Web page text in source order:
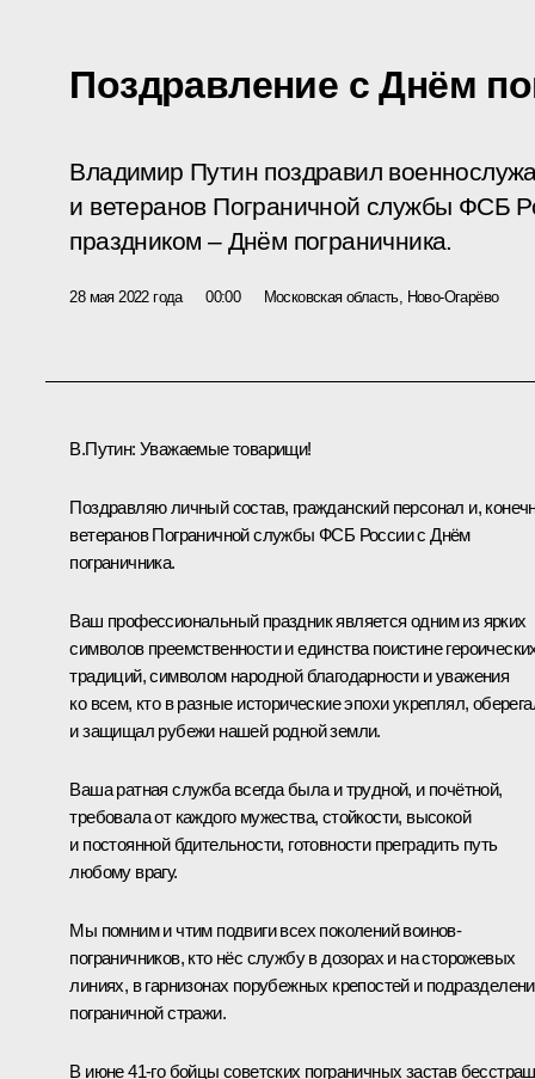
Поздравление с Днём
Владимир Путин поздравил
и ветеранов Пограничной службы ФСБ
праздником – Днём пограничника.
28 мая 2022 года 00:00 Московская область, Ново-Огарёво
В.Путин: Уважаемые товарищи!
Поздравляю личный состав, гражданский персонал и,
ветеранов Пограничной службы ФСБ России с Днём
пограничника.
Ваш профессиональный праздник является одним из ярких
символов преемственности и единства поистине
традиций, символом народной благодарности и уважения
ко всем, кто в разные исторические эпохи укреплял,
и защищал рубежи нашей родной земли.
Ваша ратная служба всегда была и трудной, и почётной,
требовала от каждого мужества, стойкости, высокой
и постоянной бдительности, готовности преградить путь
любому врагу.
Мы помним и чтим подвиги всех поколений воинов-
пограничников, кто нёс службу в дозорах и на сторожевых
линиях, в гарнизонах порубежных крепостей и
пограничной стражи.
В июне 41-го бойцы советских пограничных застав